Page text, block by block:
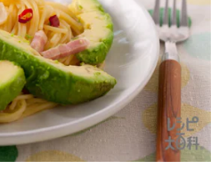
トマト
とうもろこし
ゴーヤ